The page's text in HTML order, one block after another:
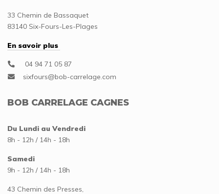
33 Chemin de Bassaquet
83140 Six-Fours-Les-Plages
En savoir plus
04 94 71 05 87
BOB CARRELAGE CAGNES
Du Lundi au Vendredi
8h - 12h / 14h - 18h
Samedi
9h - 12h / 14h - 18h
43 Chemin des Presses,